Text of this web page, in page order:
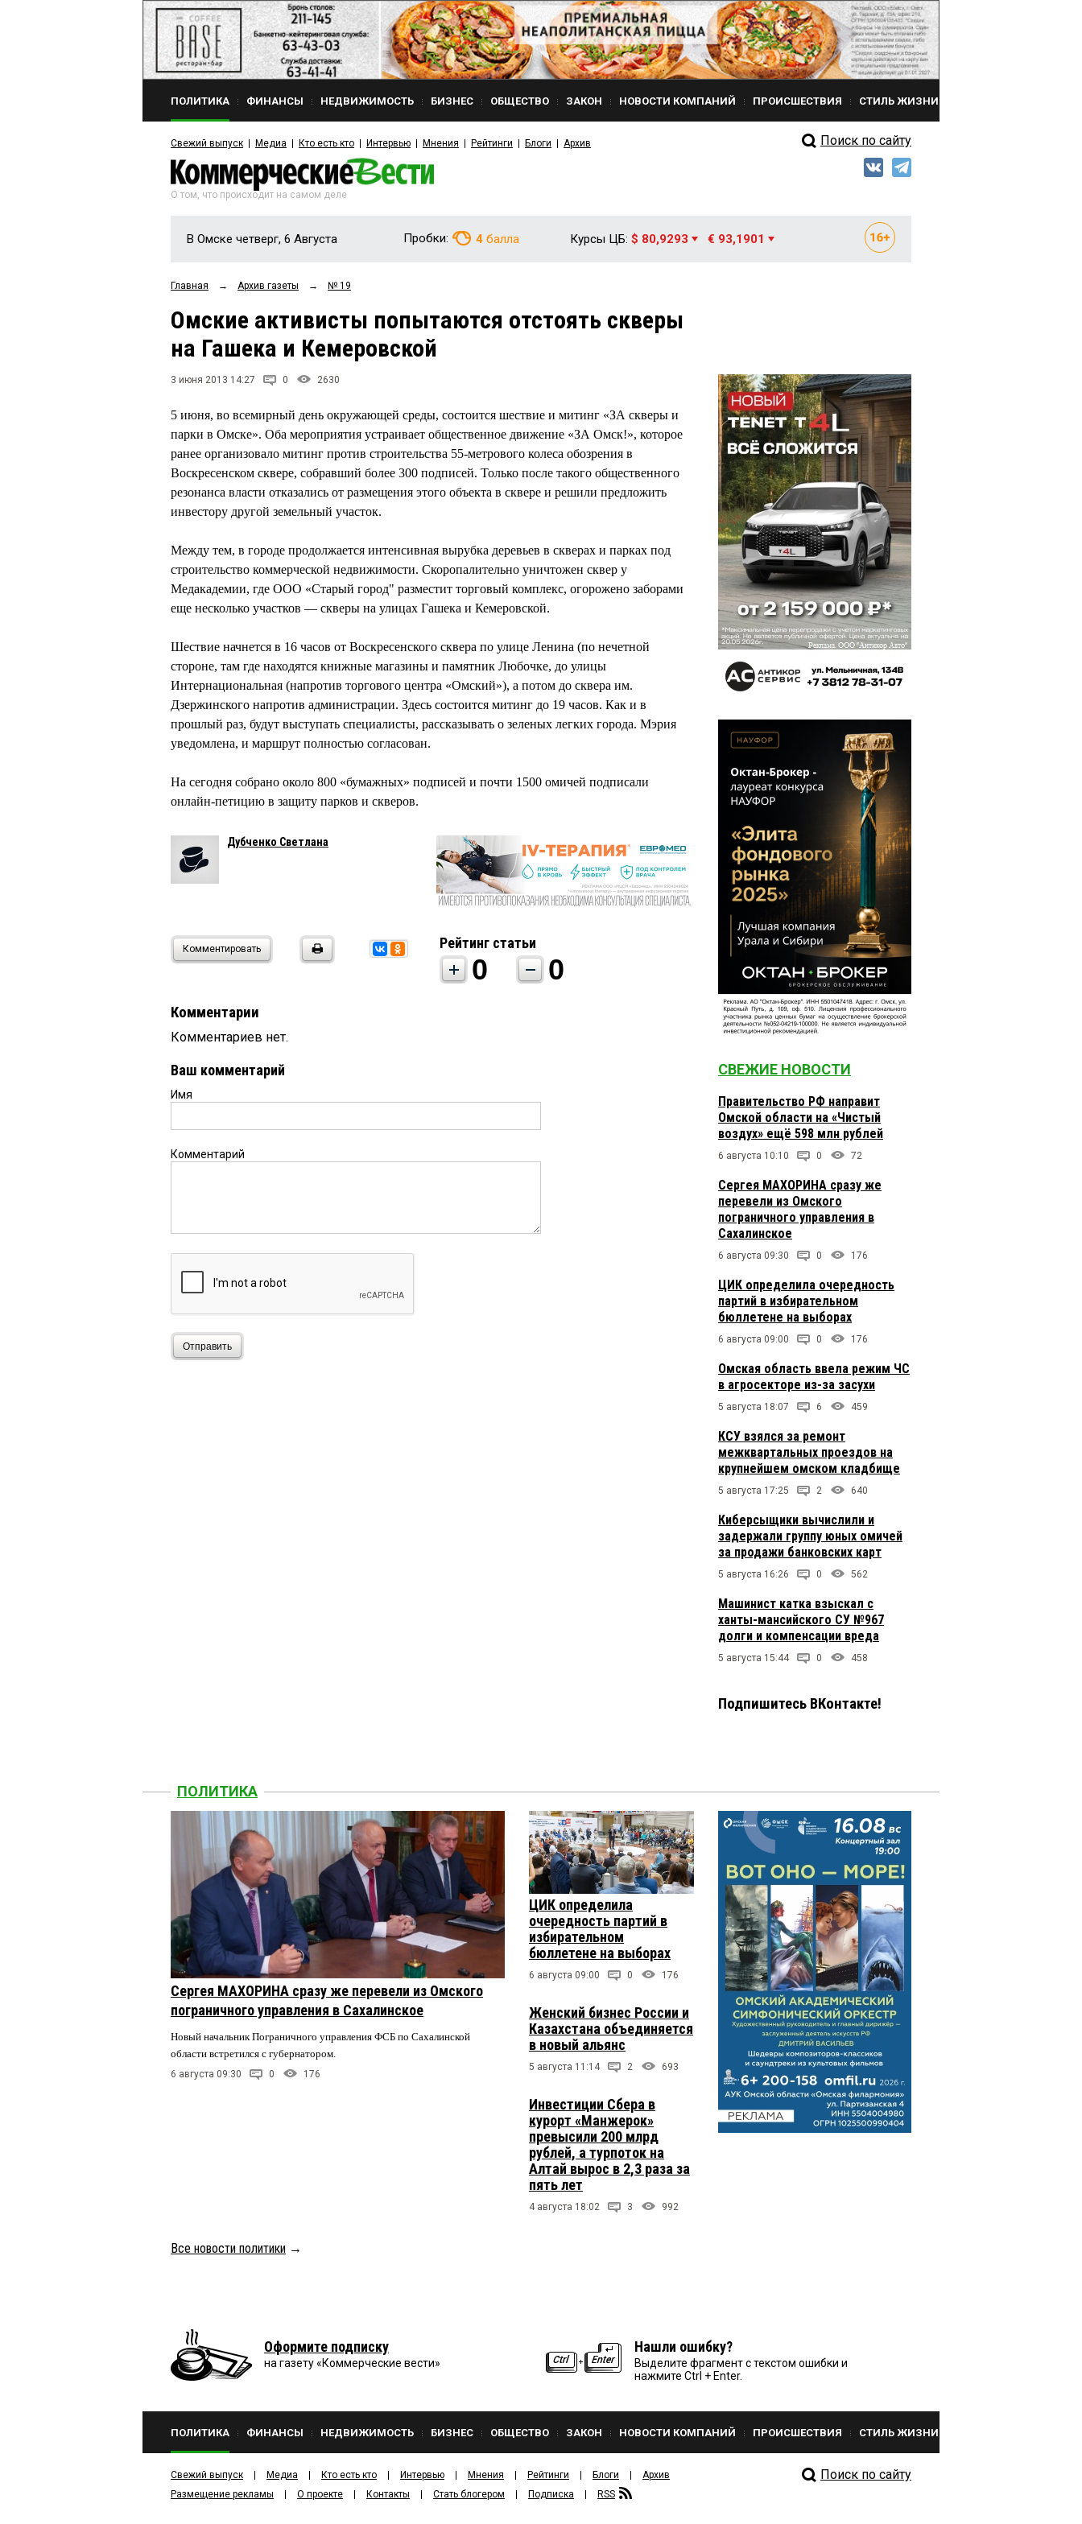
ПОЛИТИКА ФИНАНСЫ НЕДВИЖИМОСТЬ БИЗНЕС ОБЩЕСТВО ЗАКОН НОВОСТИ КОМПАНИЙ ПРОИСШЕСТВИЯ СТИЛЬ ЖИЗНИ
Свежий выпуск Медиа Кто есть кто Интервью Мнения Рейтинги Блоги Архив Поиск по сайту
О том, что происходит на самом деле
В Омске четверг, 6 Августа Пробки: 4 балла Курсы ЦБ: $ 80,9293 € 93,1901
Главная → Архив газеты → № 19
Омские активисты попытаются отстоять скверы
на Гашека и Кемеровской
3 июня 2013 14:27 0 2630
5 июня, во всемирный день окружающей среды, состоится шествие и митинг «ЗА скверы и
парки в Омске». Оба мероприятия устраивает общественное движение «ЗА Омск!», которое
ранее организовало митинг против строительства 55-метрового колеса обозрения в
Воскресенском сквере, собравший более 300 подписей. Только после такого общественного
резонанса власти отказались от размещения этого объекта в сквере и решили предложить
инвестору другой земельный участок.
Между тем, в городе продолжается интенсивная вырубка деревьев в скверах и парках под
строительство коммерческой недвижимости. Скоропалительно уничтожен сквер у
Медакадемии, где ООО «Старый город" разместит торговый комплекс, огорожено заборами
еще несколько участков — скверы на улицах Гашека и Кемеровской.
Шествие начнется в 16 часов от Воскресенского сквера по улице Ленина (по нечетной
стороне, там где находятся книжные магазины и памятник Любочке, до улицы
Интернациональная (напротив торгового центра «Омский»), а потом до сквера им.
Дзержинского напротив администрации. Здесь состоится митинг до 19 часов. Как и в
прошлый раз, будут выступать специалисты, рассказывать о зеленых легких города. Мэрия
уведомлена, и маршрут полностью согласован.
На сегодня собрано около 800 «бумажных» подписей и почти 1500 омичей подписали
онлайн-петицию в защиту парков и скверов.
Дубченко Светлана
Комментировать Рейтинг статьи
0 0
Комментарии
Комментариев нет.
Ваш комментарий
Имя
Комментарий
Отправить
СВЕЖИЕ НОВОСТИ
Правительство РФ направит
Омской области на «Чистый
воздух» ещё 598 млн рублей
6 августа 10:10 0 72
Сергея МАХОРИНА сразу же
перевели из Омского
пограничного управления в
Сахалинское
6 августа 09:30 0 176
ЦИК определила очередность
партий в избирательном
бюллетене на выборах
6 августа 09:00 0 176
Омская область ввела режим ЧС
в агросекторе из-за засухи
5 августа 18:07 6 459
КСУ взялся за ремонт
межквартальных проездов на
крупнейшем омском кладбище
5 августа 17:25 2 640
Киберсыщики вычислили и
задержали группу юных омичей
за продажи банковских карт
5 августа 16:26 0 562
Машинист катка взыскал с
ханты-мансийского СУ №967
долги и компенсации вреда
5 августа 15:44 0 458
Подпишитесь ВКонтакте!
ПОЛИТИКА
Сергея МАХОРИНА сразу же перевели из Омского
пограничного управления в Сахалинское
Новый начальник Пограничного управления ФСБ по Сахалинской
области встретился с губернатором.
6 августа 09:30 0 176
ЦИК определила
очередность партий в
избирательном
бюллетене на выборах
6 августа 09:00 0 176
Женский бизнес России и
Казахстана объединяется
в новый альянс
5 августа 11:14 2 693
Инвестиции Сбера в
курорт «Манжерок»
превысили 200 млрд
рублей, а турпоток на
Алтай вырос в 2,3 раза за
пять лет
4 августа 18:02 3 992
Все новости политики →
Оформите подписку
на газету «Коммерческие вести»
Нашли ошибку?
Выделите фрагмент с текстом ошибки и
нажмите Ctrl + Enter.
ПОЛИТИКА ФИНАНСЫ НЕДВИЖИМОСТЬ БИЗНЕС ОБЩЕСТВО ЗАКОН НОВОСТИ КОМПАНИЙ ПРОИСШЕСТВИЯ СТИЛЬ ЖИЗНИ
Свежий выпуск Медиа Кто есть кто Интервью Мнения Рейтинги Блоги
Архив
Размещение рекламы
О проекте Контакты Стать блогером Подписка RSS
Поиск по сайту